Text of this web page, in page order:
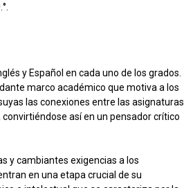
y Español en cada uno de los grados.
marco académico que motiva a los
las conexiones entre las asignaturas
así en un pensador crítico
y cambiantes exigencias a los
en una etapa crucial de su